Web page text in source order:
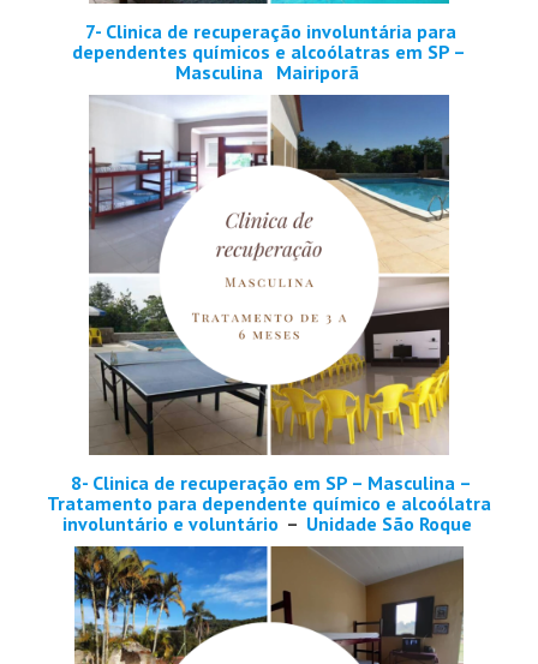
7- Clinica de recuperação involuntária para
dependentes químicos e alcoólatras em SP –
Masculina Mairiporã
8- Clinica de recuperação em SP – Masculina –
Tratamento para dependente químico e alcoólatra
involuntário e voluntário – Unidade São Roque